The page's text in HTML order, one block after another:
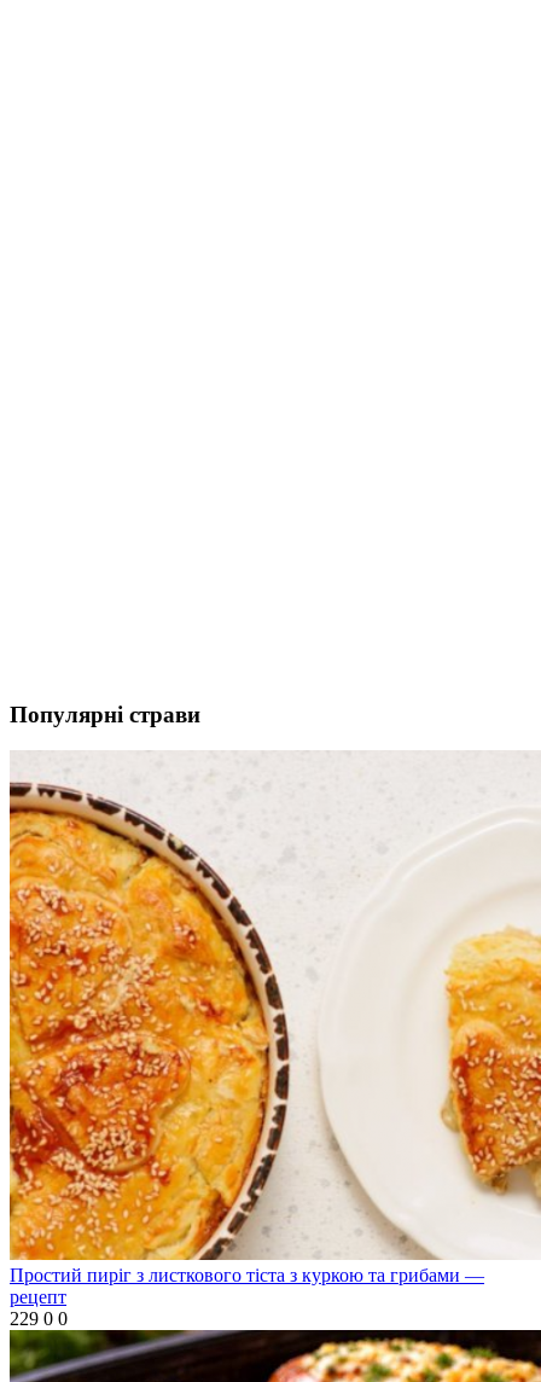
Популярні страви
Простий пиріг з листкового тіста з куркою та грибами —
рецепт
229 0 0